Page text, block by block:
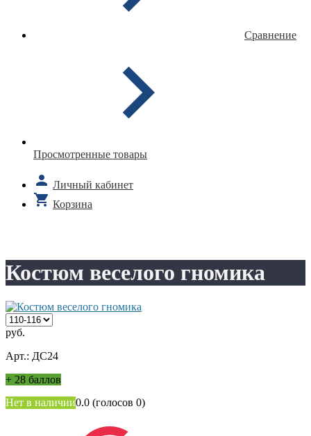
Сравнение
Просмотренные товары
Личный кабинет
Корзина
Костюм веселого гномика
руб.
Арт.: ДС24
+ 28 баллов
Нет в наличии0.0 (голосов 0)